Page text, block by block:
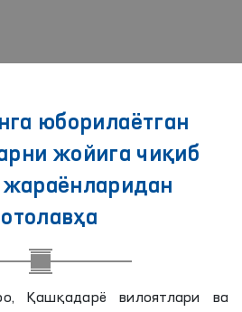
юборилаётган
жойига чиқиб
Қашқадарё вилоятлари ва